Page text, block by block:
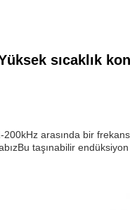
sıcaklık
arasında bir
taşınabilir